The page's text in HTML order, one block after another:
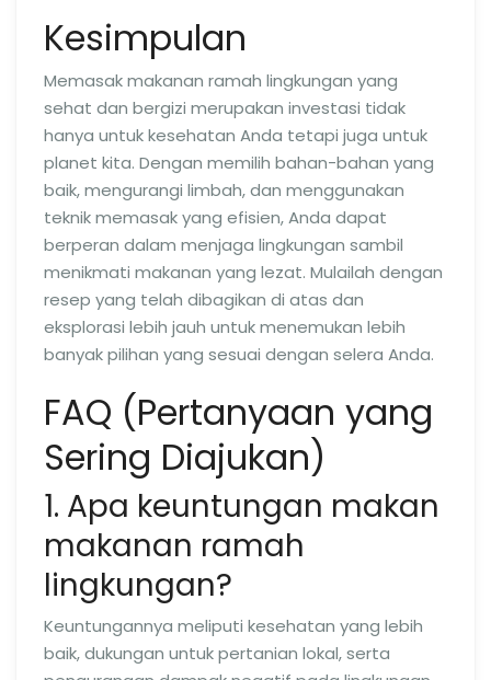
Kesimpulan
Memasak makanan ramah lingkungan yang
sehat dan bergizi merupakan investasi tidak
hanya untuk kesehatan Anda tetapi juga untuk
planet kita. Dengan memilih bahan-bahan yang
baik, mengurangi limbah, dan menggunakan
teknik memasak yang efisien, Anda dapat
berperan dalam menjaga lingkungan sambil
menikmati makanan yang lezat. Mulailah dengan
resep yang telah dibagikan di atas dan
eksplorasi lebih jauh untuk menemukan lebih
banyak pilihan yang sesuai dengan selera Anda.
FAQ (Pertanyaan yang
Sering Diajukan)
1. Apa keuntungan makan
makanan ramah
lingkungan?
Keuntungannya meliputi kesehatan yang lebih
baik, dukungan untuk pertanian lokal, serta